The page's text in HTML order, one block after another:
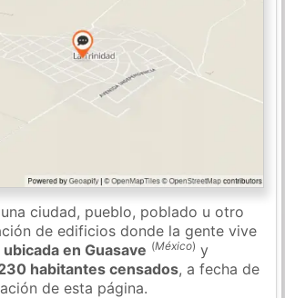
ciudad, pueblo, poblado u otro
de edificios donde la gente vive
ubicada en Guasave (México) y
habitantes censados, a fecha de
de esta página.